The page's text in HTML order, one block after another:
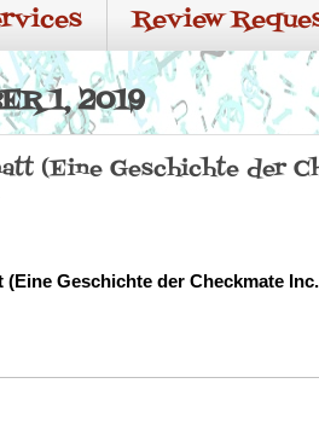
Review
1, 2019
(Eine Geschichte der
Geschichte der Checkmate